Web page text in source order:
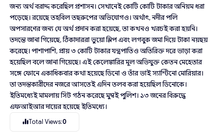
জন্য অর্থ বরাদ্দ করেছিল প্রশাসন। সেখানেই কোটি কোটি টাকার অনিয়ম ধরা
পড়েছে। রয়েছে তহবিল তছরুপের অভিযোগও। অর্থাৎ, নদীর পলি
অপসারণের জন্য যে অর্থ প্রদান করা হয়েছে, তা কখনও খরচই করা হয়নি।
তদন্তে জানা গিয়েছে, ঠিকাদাররা ভুয়ো স্লিপ এবং লগবুক জমা দিয়ে টাকা নয়ছয়
করেছে। পাশাপাশি, প্রায় ৩ কোটি টাকার যন্ত্রপাতিও অতিরিক্ত দরে ভাড়া করা
হয়েছিল বলে জানা গিয়েছে। এই কেলেঙ্কারির মূল অভিযুক্ত কেতন মেহেতার
সঙ্গে ফোনে একাধিকবার কথা হয়েছে ডিনো ও তাঁর ভাই স্যান্টিনো মোরিয়ার।
তা তদন্তকারীদের নজরে আসতেই এদিন তলব করা হয়েছিল ডিনোকে।
ইতিমধ্যেই মামলায় সিট গঠন করেছে মুম্বই পুলিশ। ১৩ জনের বিরুদ্ধে
এফআইআর দায়ের হয়েছে ইতিমধ্যে।
Total Views:0